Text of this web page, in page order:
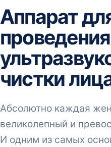
Аппарат
проведения
чистки
Абсолютно каждая
великолепный и
И одним из самых